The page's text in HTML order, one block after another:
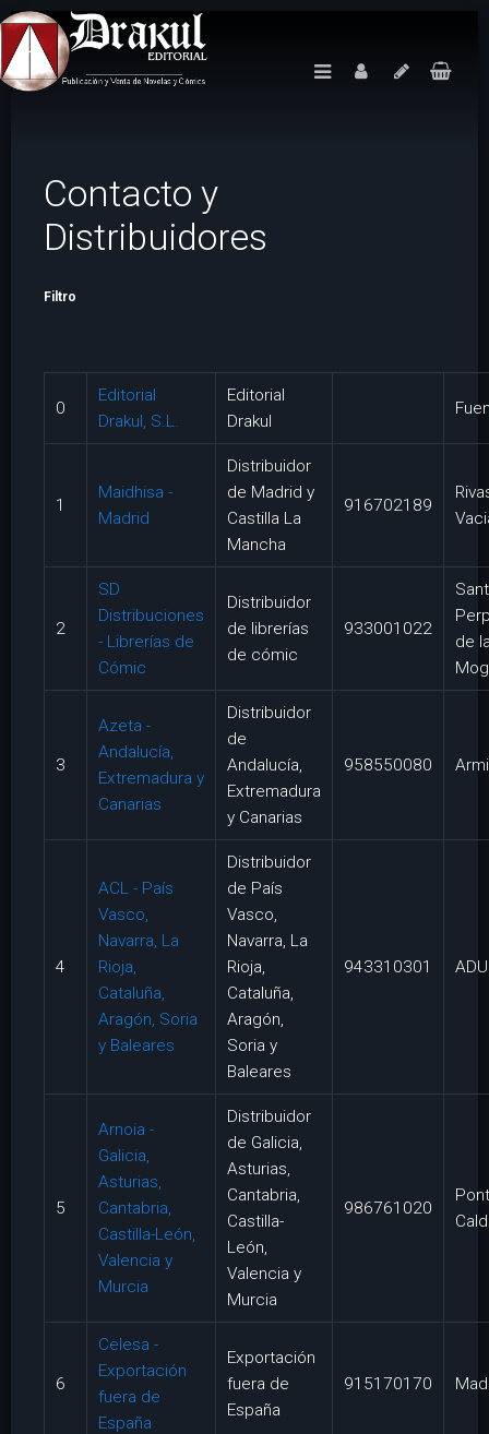
Contacto y
Distribuidores
Filtro
0
Editorial
Drakul, S.L.
Editorial
Drakul
1
Maidhisa -
Madrid
Distribuidor
de Madrid y
Castilla La
Mancha
916702189
2
SD
Distribuciones
- Librerías de
Cómic
Distribuidor
de librerías
de cómic
933001022
de
3
Azeta -
Andalucía,
Extremadura y
Canarias
Distribuidor
de
Andalucía,
Extremadura
y Canarias
958550080
4
ACL - País
Vasco,
Navarra, La
Rioja,
Cataluña,
Aragón, Soria
y Baleares
Distribuidor
de País
Vasco,
Navarra, La
Rioja,
Cataluña,
Aragón,
Soria y
Baleares
943310301
5
Arnoia -
Galicia,
Asturias,
Cantabria,
Castilla-León,
Valencia y
Murcia
Distribuidor
de Galicia,
Asturias,
Cantabria,
Castilla-
León,
Valencia y
Murcia
986761020
6
Celesa -
Exportación
fuera de
España
Exportación
fuera de
España
915170170